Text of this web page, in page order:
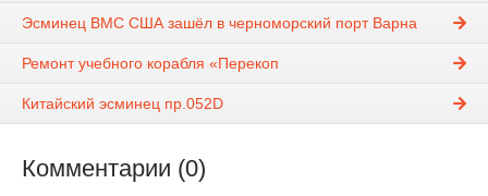
Эсминец ВМС США зашёл в черноморский порт Варна
Ремонт учебного корабля «Перекоп
Китайский эсминец пр.052D
Комментарии (0)